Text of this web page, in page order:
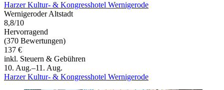
Harzer Kultur- & Kongresshotel Wernigerode
Wernigeroder Altstadt
8,8/10
Hervorragend
(370 Bewertungen)
137 €
inkl. Steuern & Gebühren
10. Aug.–11. Aug.
Harzer Kultur- & Kongresshotel Wernigerode